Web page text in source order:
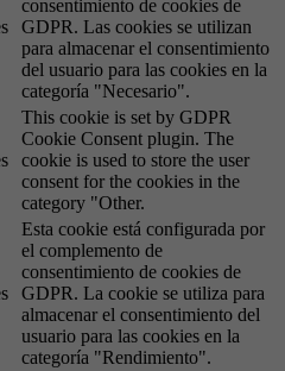
consentimiento de cookies de
GDPR. Las cookies se utilizan
para almacenar el consentimiento
del usuario para las cookies en la
categoría "Necesario".
This cookie is set by GDPR
Cookie Consent plugin. The
cookie is used to store the user
consent for the cookies in the
category "Other.
Esta cookie está configurada por
el complemento de
consentimiento de cookies de
GDPR. La cookie se utiliza para
almacenar el consentimiento del
usuario para las cookies en la
categoría "Rendimiento".